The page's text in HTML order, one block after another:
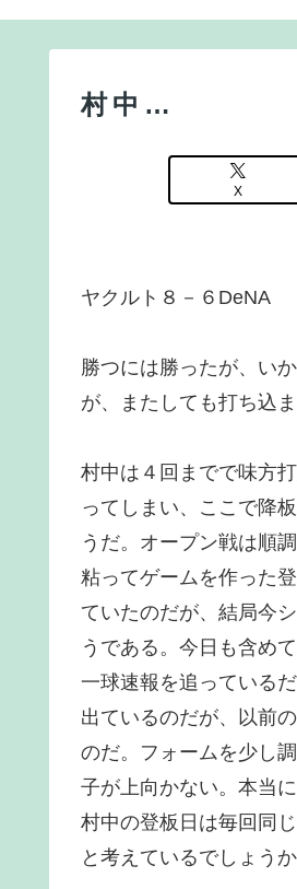
村中…
X
ヤクルト８－６DeNA
勝つには勝ったが、い
が、またしても打ち込
村中は４回までで味方
ってしまい、ここで降
うだ。オープン戦は順
粘ってゲームを作った
ていたのだが、結局今
うである。今日も含め
一球速報を追っている
出ているのだが、以前
のだ。フォームを少し
子が上向かない。本当
村中の登板日は毎回同
と考えているでしょう